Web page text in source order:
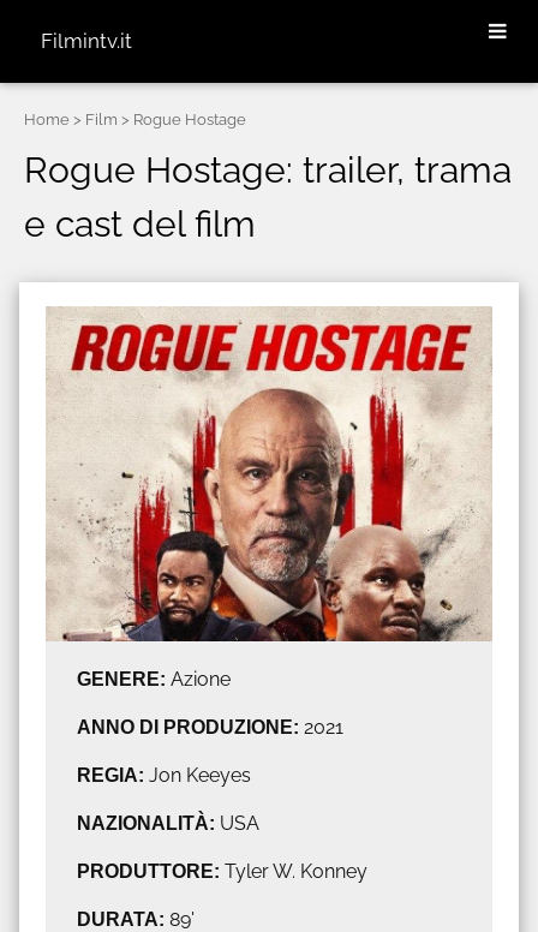
Filmintv.it
Home > Film > Rogue Hostage
Rogue Hostage: trailer, trama
e cast del film
GENERE: Azione
ANNO DI PRODUZIONE: 2021
REGIA: Jon Keeyes
NAZIONALITÀ: USA
PRODUTTORE: Tyler W. Konney
DURATA: 89'